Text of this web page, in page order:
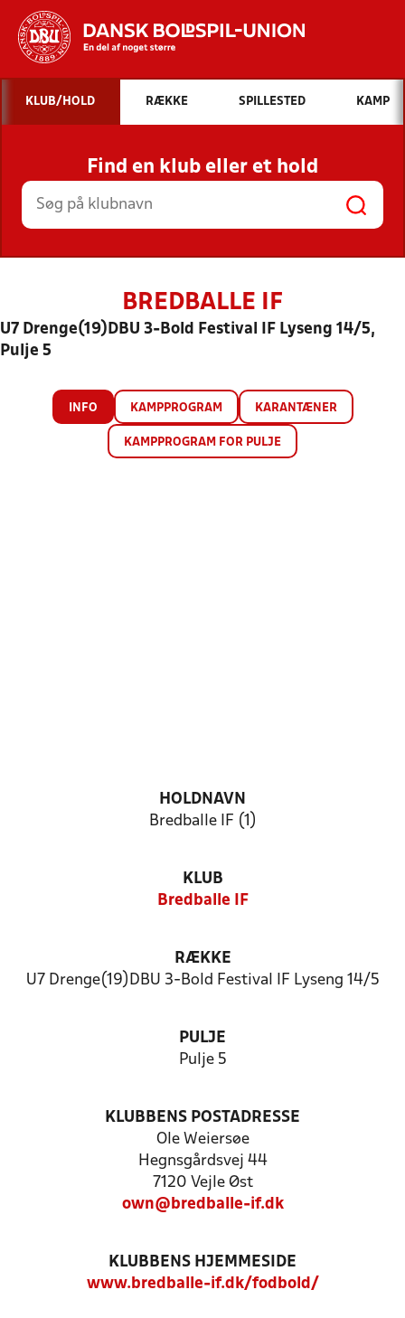
Hvad vil du søge efter?
INDHOLD OG NYHEDER
STILLINGER, RESULTATER, KLUBBER OG
HOLD
KLUB/HOLD RÆKKE SPILLESTED KAMP
Find en klub eller et hold
BREDBALLE IF
U7 Drenge(19)DBU 3-Bold Festival IF Lyseng 14/5,
Pulje 5
INFO KAMPPROGRAM KARANTÆNER
KAMPPROGRAM FOR PULJE
HOLDNAVN
Bredballe IF (1)
KLUB
Bredballe IF
RÆKKE
U7 Drenge(19)DBU 3-Bold Festival IF Lyseng 14/5
PULJE
Pulje 5
KLUBBENS POSTADRESSE
Ole Weiersøe
Hegnsgårdsvej 44
7120 Vejle Øst
own@bredballe-if.dk
KLUBBENS HJEMMESIDE
www.bredballe-if.dk/fodbold/